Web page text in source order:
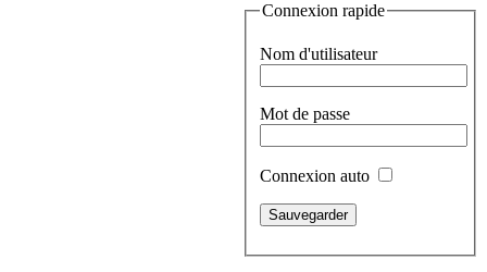
Connexion rapide
Nom d'utilisateur
Mot de passe
Connexion auto